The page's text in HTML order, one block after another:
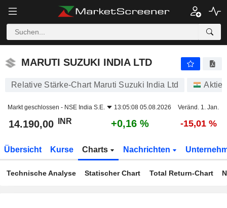
MARUTI SUZUKI INDIA LTD
Relative Stärke-Chart Maruti Suzuki India Ltd Aktien
Markt geschlossen - NSE India S.E. 13:05:08 05.08.2026 Veränd. 1. Jan.
14.190,00 INR +0,16 % -15,01 %
Übersicht Kurse Charts Nachrichten
Technische Analyse Statischer Chart Total Return-Chart